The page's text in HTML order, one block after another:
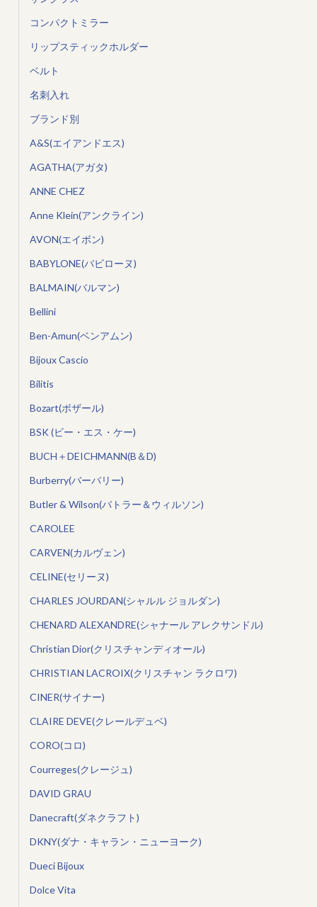
コンパクトミラー
リップスティックホルダー
ベルト
名刺入れ
ブランド別
A&S(エイアンドエス)
AGATHA(アガタ)
ANNE CHEZ
Anne Klein(アンクライン)
AVON(エイボン)
BABYLONE(バビローヌ)
BALMAIN(バルマン)
Bellini
Ben-Amun(ベンアムン)
Bijoux Cascio
Bilitis
Bozart(ボザール)
BSK (ビー・エス・ケー)
BUCH＋DEICHMANN(B＆D)
Burberry(バーバリー)
Butler & Wilson(バトラー＆ウィルソン)
CAROLEE
CARVEN(カルヴェン)
CELINE(セリーヌ)
CHARLES JOURDAN(シャルル ジョルダン)
CHENARD ALEXANDRE(シャナール アレクサンドル)
Christian Dior(クリスチャンディオール)
CHRISTIAN LACROIX(クリスチャン ラクロワ)
CINER(サイナー)
CLAIRE DEVE(クレールデュベ)
CORO(コロ)
Courreges(クレージュ)
DAVID GRAU
Danecraft(ダネクラフト)
DKNY(ダナ・キャラン・ニューヨーク)
Dueci Bijoux
Dolce Vita